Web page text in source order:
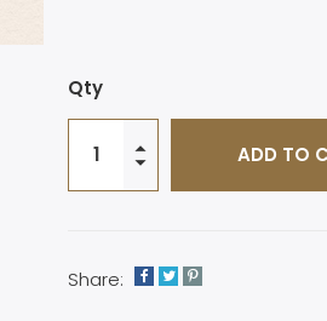
Qty
ADD TO
Share: